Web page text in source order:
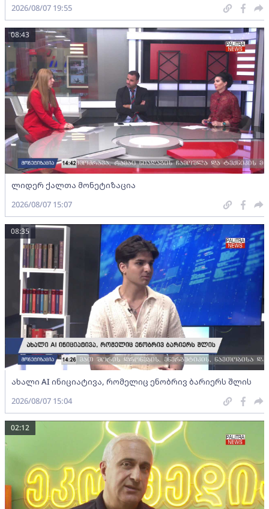
2026/08/07 19:55
ლიდერ ქალთა მონეტიზაცია
08:43
2026/08/07 15:07
ახალი AI ინიციატივა, რომელიც ენობრივ ბარიერს შლის
08:35
2026/08/07 15:04
02:12